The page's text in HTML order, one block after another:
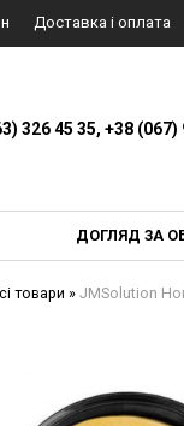
Доставка і оплата
326 45 35, +38 (067)
ДОГЛЯД ЗА
товари » JMSolution